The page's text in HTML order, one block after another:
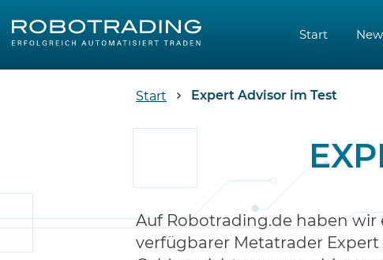
Start
Start Expert Advisor im Test
Auf Robotrading.de haben wir
verfügbarer Metatrader